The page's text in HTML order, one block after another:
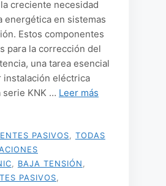
creciente necesidad
energética en sistemas
Estos componentes
para la corrección del
una tarea esencial
instalación eléctrica
serie KNK … Leer más
PASIVOS
TODAS
BAJA TENSIÓN
PASIVOS